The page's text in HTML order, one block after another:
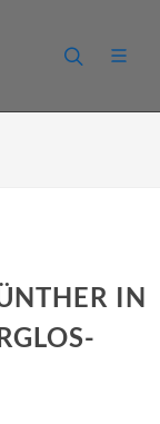
IN